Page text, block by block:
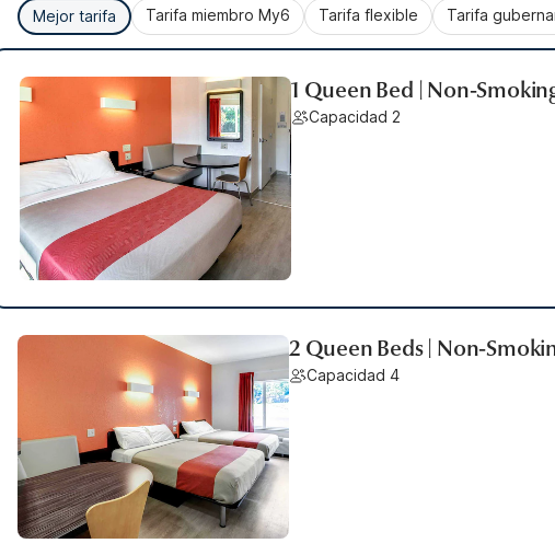
Mejor tarifa Tarifa miembro My6 Tarifa flexible Tarifa
1 Queen Bed | Non-
Capacidad 2
2 Queen Beds | Non-
Capacidad 4